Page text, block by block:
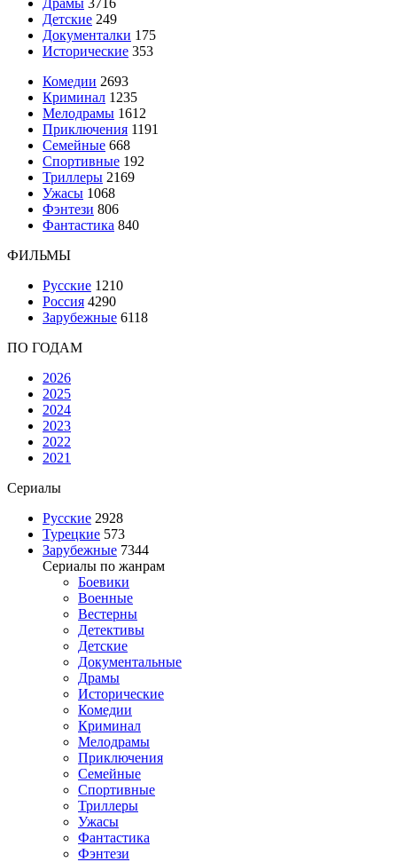
Детские 249
Документалки 175
Исторические 353
Комедии 2693
Криминал 1235
Мелодрамы 1612
Приключения 1191
Семейные 668
Спортивные 192
Триллеры 2169
Ужасы 1068
Фэнтези 806
Фантастика 840
ФИЛЬМЫ
Русские 1210
Россия 4290
Зарубежные 6118
ПО ГОДАМ
2026
2025
2024
2023
2022
2021
Сериалы
Русские 2928
Турецкие 573
Зарубежные 7344
Сериалы по жанрам
Боевики
Военные
Вестерны
Детективы
Детские
Документальные
Драмы
Исторические
Комедии
Криминал
Мелодрамы
Приключения
Семейные
Спортивные
Триллеры
Ужасы
Фантастика
Фэнтези